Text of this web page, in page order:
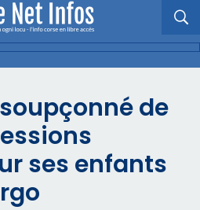
de
ses enfants